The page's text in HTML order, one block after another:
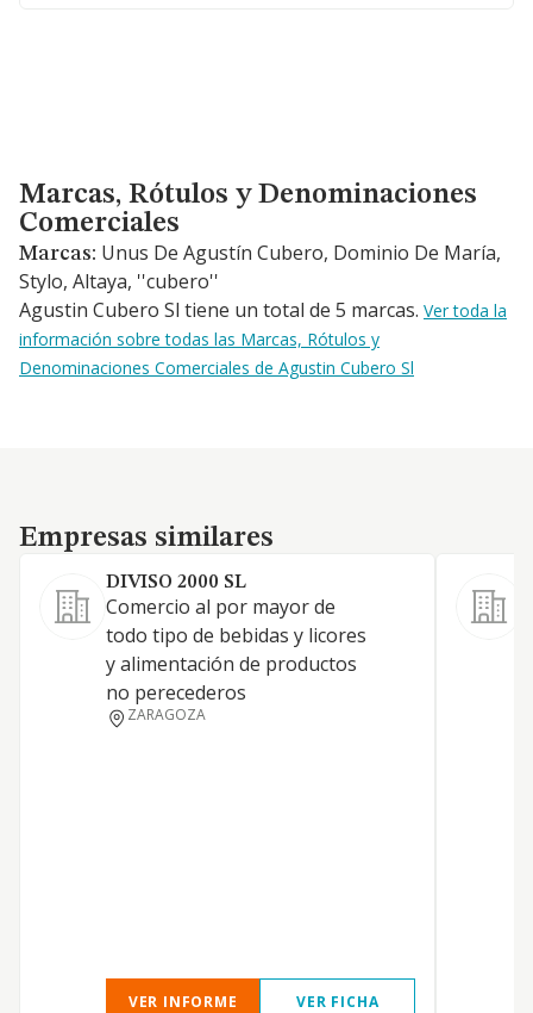
Marcas, Rótulos y Denominaciones Comerciales
Marcas, Rótulos y Denominaciones
Comerciales
Marcas: Unus De Agustín Cubero, Dominio De María,
Stylo, Altaya, ''cubero''
Agustin Cubero Sl tiene un total de 5 marcas. Ver toda la
información sobre todas las Marcas, Rótulos y
Denominaciones Comerciales de Agustin Cubero Sl
Empresas similares
Empresas similares
DIVISO 2000 SL
Comercio al por mayor de
todo tipo de bebidas y licores
y alimentación de productos
no perecederos
ZARAGOZA
VER INFORME VER FICHA